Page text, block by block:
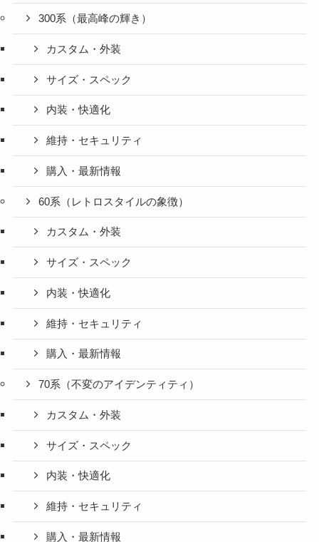
300系（最高峰の輝き）
カスタム・外装
サイズ・スペック
内装・快適化
維持・セキュリティ
購入・最新情報
60系（レトロスタイルの象徴）
カスタム・外装
サイズ・スペック
内装・快適化
維持・セキュリティ
購入・最新情報
70系（不変のアイデンティティ）
カスタム・外装
サイズ・スペック
内装・快適化
維持・セキュリティ
購入・最新情報